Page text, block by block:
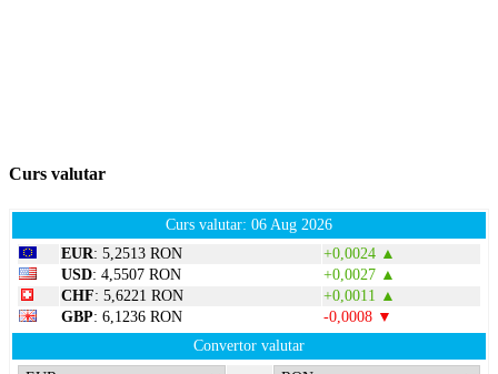
Curs valutar
Curs valutar: 06 Aug 2026
EUR: 5,2513 RON
+0,0024 ▲
USD: 4,5507 RON
+0,0027 ▲
CHF: 5,6221 RON
+0,0011 ▲
GBP: 6,1236 RON
-0,0008 ▼
Convertor valutar